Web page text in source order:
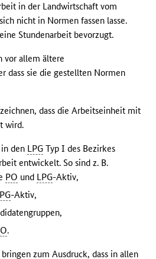
in der Landwirtschaft vom
nicht in Normen fassen lasse.
Stundenarbeit bevorzugt.
vor allem ältere
dass sie die gestellten Normen
dass die Arbeitseinheit mit
wird.
den LPG Typ I des Bezirkes
entwickelt. So sind z. B.
PO und LPG-Aktiv,
-Aktiv,
.
zum Ausdruck, dass in allen